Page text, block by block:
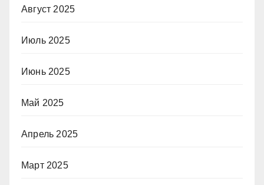
Август 2025
Июль 2025
Июнь 2025
Май 2025
Апрель 2025
Март 2025